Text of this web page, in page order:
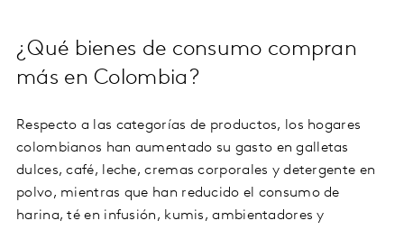
¿Qué bienes de consumo compran
más en Colombia?
Respecto a las categorías de productos, los hogares
colombianos han aumentado su gasto en galletas
dulces, café, leche, cremas corporales y detergente en
polvo, mientras que han reducido el consumo de
harina, té en infusión, kumis, ambientadores y